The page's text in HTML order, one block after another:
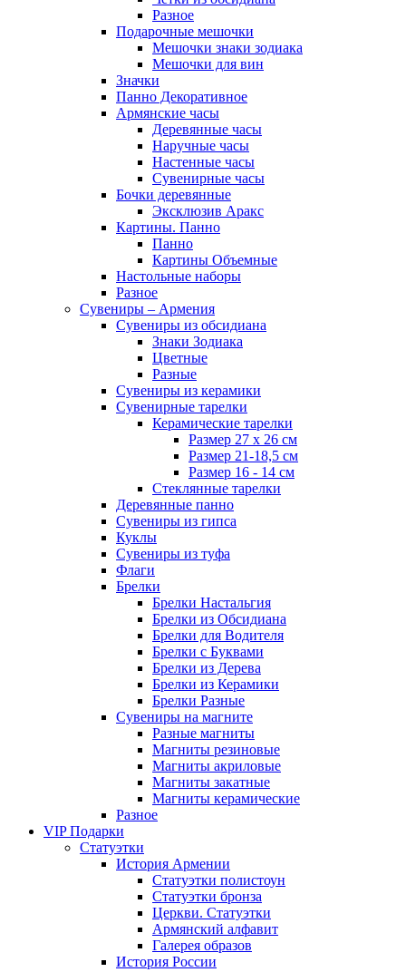
Разное
Подарочные мешочки
Мешочки знаки зодиака
Мешочки для вин
Значки
Панно Декоративное
Армянские часы
Деревянные часы
Наручные часы
Настенные часы
Сувенирные часы
Бочки деревянные
Эксклюзив Аракс
Картины. Панно
Панно
Картины Объемные
Настольные наборы
Разное
Сувениры – Армения
Сувениры из обсидиана
Знаки Зодиака
Цветные
Разные
Сувениры из керамики
Сувенирные тарелки
Керамические тарелки
Размер 27 х 26 см
Размер 21-18,5 см
Размер 16 - 14 см
Стеклянные тарелки
Деревянные панно
Сувениры из гипса
Куклы
Сувениры из туфа
Флаги
Брелки
Брелки Настальгия
Брелки из Обсидиана
Брелки для Водителя
Брелки с Буквами
Брелки из Дерева
Брелки из Керамики
Брелки Разные
Сувениры на магните
Разные магниты
Магниты резиновые
Магниты акриловые
Магниты закатные
Магниты керамические
Разное
VIP Подарки
Статуэтки
История Армении
Статуэтки полистоун
Статуэтки бронза
Церкви. Статуэтки
Армянский алфавит
Галерея образов
История России